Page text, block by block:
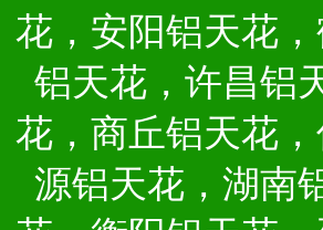
花，安阳铝天花
铝天花，许昌铝
花，商丘铝天花
源铝天花，湖南